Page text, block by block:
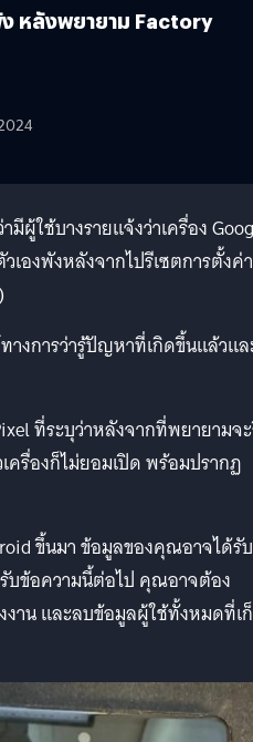
หลังพยายาม Factory
มีผู้ใช้บางรายแจ้งว่าเครื่อง
เองพังหลังจากไปรีเซตการตั้งค่า
างการว่ารู้ปัญหาที่เกิดขึ้นแล้วแ
ที่ระบุว่าหลังจากที่พยายามจ
ครื่องก็ไม่ยอมเปิด พร้อมปรากฏ
ขึ้นมา ข้อมูลของคุณอาจได้รับ
บข้อความนี้ต่อไป คุณอาจต้อง
งาน และลบข้อมูลผู้ใช้ทั้งหมดที่เ